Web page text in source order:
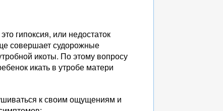
гипоксия, или недостаток
совершает судорожные
икоты. По этому вопросу
икать в утробе матери
к своим ощущениям и